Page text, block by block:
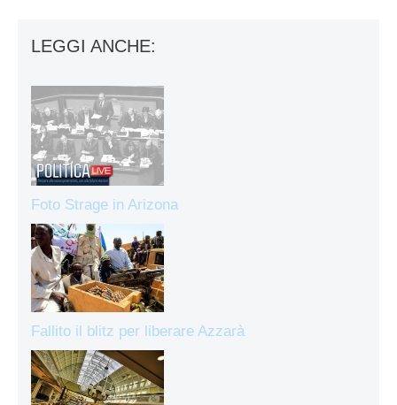
LEGGI ANCHE:
Foto Strage in Arizona
Fallito il blitz per liberare Azzarà